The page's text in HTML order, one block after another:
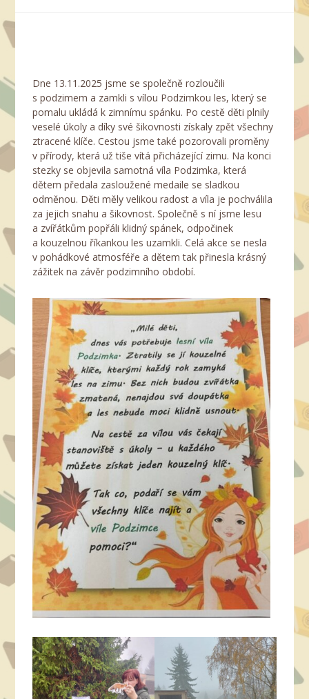
Dne 13.11.2025 jsme se společně rozloučili
s podzimem a zamkli s vílou Podzimkou les, který se
pomalu ukládá k zimnímu spánku. Po cestě děti plnily
veselé úkoly a díky své šikovnosti získaly zpět všechny
ztracené klíče. Cestou jsme také pozorovali proměny
v přírody, která už tiše vítá přicházející zimu. Na konci
stezky se objevila samotná víla Podzimka, která
dětem předala zasloužené medaile se sladkou
odměnou. Děti měly velikou radost a víla je pochválila
za jejich snahu a šikovnost. Společně s ní jsme lesu
a zvířátkům popřáli klidný spánek, odpočinek
a kouzelnou říkankou les uzamkli. Celá akce se nesla
v pohádkové atmosféře a dětem tak přinesla krásný
zážitek na závěr podzimního období.